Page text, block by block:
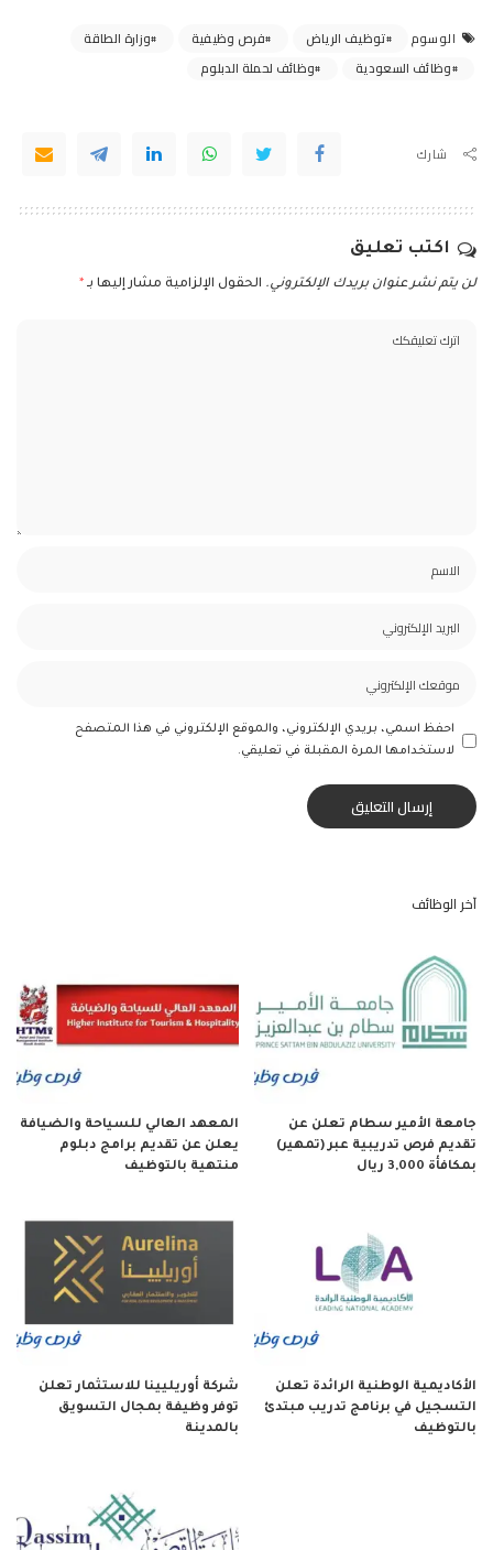
الوسوم توظيف الرياض فرص وظيفية
وزارة الطاقة
وظائف السعودية
وظائف لحملة الدبلوم
شارك
اكتب تعليق
لن يتم نشر عنوان بريدك الإلكتروني. الحقول الإلزامية مشار إليها بـ *
احفظ اسمي، بريدي الإلكتروني، والموقع الإلكتروني في هذا المتصفح
لاستخدامها المرة المقبلة في تعليقي.
آخر الوظائف
جامعة الأمير سطام تعلن عن
تقديم فرص تدريبية عبر (تمهير)
بمكافأة 3,000 ريال
المعهد العالي للسياحة والضيافة
يعلن عن تقديم برامج دبلوم
منتهية بالتوظيف
الأكاديمية الوطنية الرائدة تعلن
التسجيل في برنامج تدريب مبتدئ
بالتوظيف
شركة أوريليينا للاستثمار تعلن
توفر وظيفة بمجال التسويق
بالمدينة